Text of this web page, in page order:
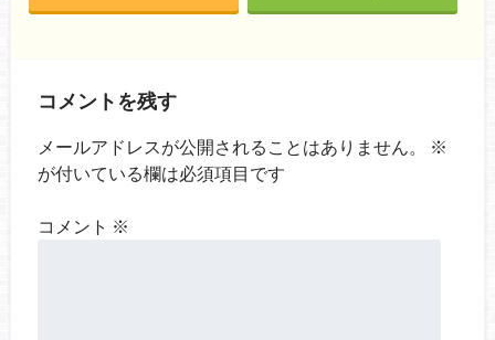
コメントを残す
メールアドレスが公開されることはありません。
※
が付いている欄は必須項目です
コメント ※